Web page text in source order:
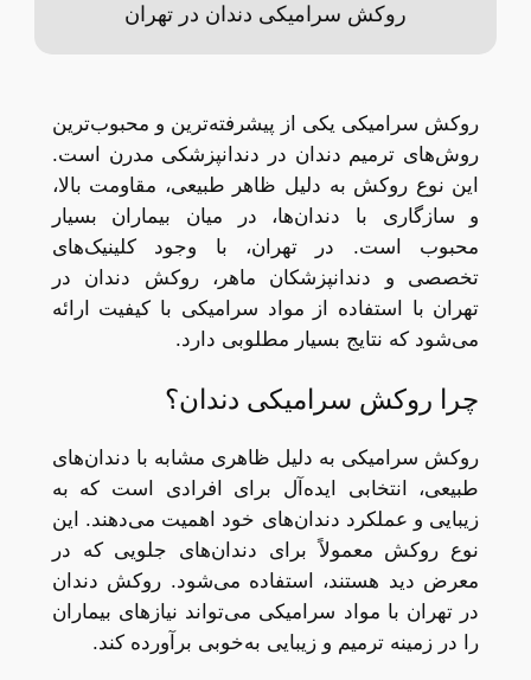
روکش سرامیکی دندان در تهران
روکش سرامیکی یکی از پیشرفته‌ترین و محبوب‌ترین
روش‌های ترمیم دندان در دندانپزشکی مدرن است.
این نوع روکش به دلیل ظاهر طبیعی، مقاومت بالا،
و سازگاری با دندان‌ها، در میان بیماران بسیار
محبوب است. در تهران، با وجود کلینیک‌های
تخصصی و دندانپزشکان ماهر، روکش دندان در
تهران با استفاده از مواد سرامیکی با کیفیت ارائه
می‌شود که نتایج بسیار مطلوبی دارد.
چرا روکش سرامیکی دندان؟
روکش سرامیکی به دلیل ظاهری مشابه با دندان‌های
طبیعی، انتخابی ایده‌آل برای افرادی است که به
زیبایی و عملکرد دندان‌های خود اهمیت می‌دهند. این
نوع روکش معمولاً برای دندان‌های جلویی که در
معرض دید هستند، استفاده می‌شود. روکش دندان
در تهران با مواد سرامیکی می‌تواند نیازهای بیماران
را در زمینه ترمیم و زیبایی به‌خوبی برآورده کند.